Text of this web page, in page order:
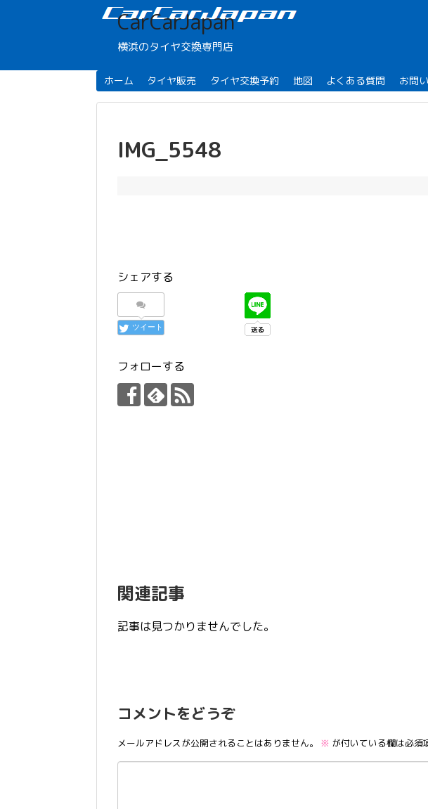
CarCarJapan
横浜のタイヤ交換専門店
ホーム タイヤ販売 タイヤ交換予約 地図 よくある質問 お問
IMG_5548
シェアする
ツイート
フォローする
関連記事
記事は見つかりませんでした。
コメントをどうぞ
メールアドレスが公開されることはありません。 ※ が付いている欄は必須